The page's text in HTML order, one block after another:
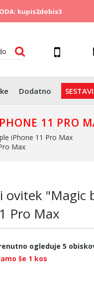
kupis2dobis3
Dodatno
11 PRO
iPhone 11 Pro Max
Max
ovitek "Magic
Pro Max
ogleduje 5
še 1 kos